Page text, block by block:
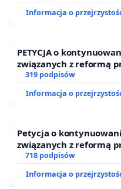
Informacja o
PETYCJA o
związanych z reformą
319 podpisów
Informacja o
Petycja o
związanych z reformą
718 podpisów
Informacja o